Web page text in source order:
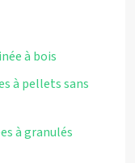
à bois
à pellets sans
à granulés